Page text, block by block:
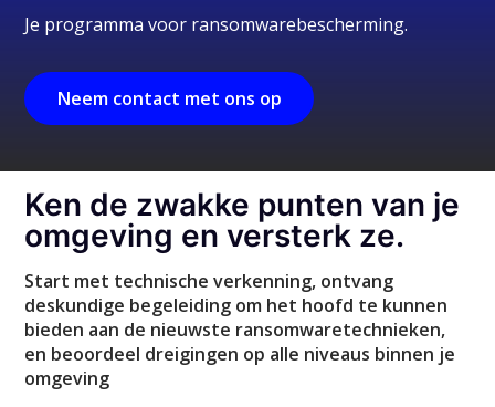
Je programma voor ransomwarebescherming.
Neem contact met ons op
Ken de zwakke punten van je
omgeving en versterk ze.
Start met technische verkenning, ontvang
deskundige begeleiding om het hoofd te kunnen
bieden aan de nieuwste ransomwaretechnieken,
en beoordeel dreigingen op alle niveaus binnen je
omgeving